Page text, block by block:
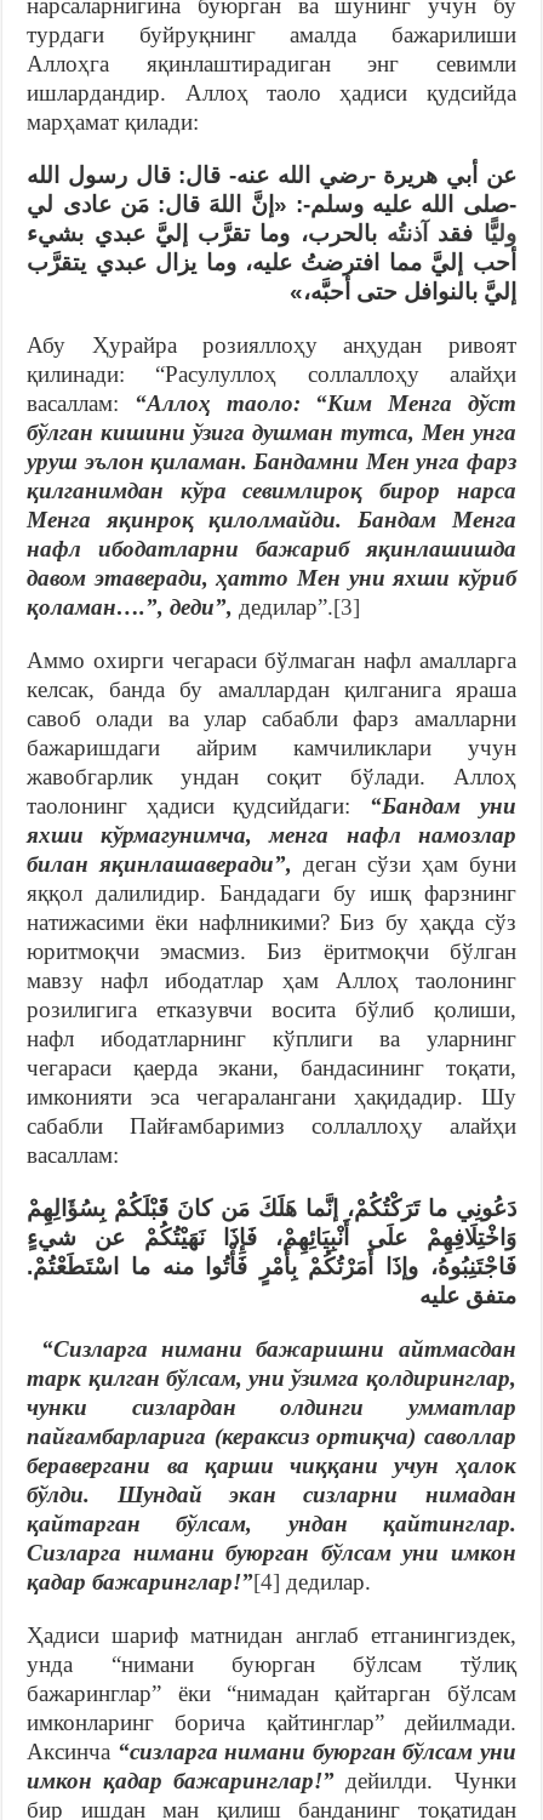
турдаги буйруқнинг амалда бажарилиши
Аллоҳга яқинлаштирадиган энг севимли
ишлардандир. Аллоҳ таоло ҳадиси қудсийда
марҳамат қилади:
عن أبي هريرة -رضي الله عنه- قال: قال رسول الله
-صلى الله عليه وسلم-: «إنَّ اللهَ قال: مَن عادى لي
وليًّا فقد آذنتُهبالحرب، وما تقرَّب إليَّ عبدي بشيء
أحب إليَّ مما افترضتُ عليه، وما يزال عبدي يتقرَّب
إليَّ بالنوافل حتى أحبَّه،»
Абу Ҳурайра розияллоҳу анҳудан ривоят
қилинади: “Расулуллоҳ соллаллоҳу алайҳи
васаллам: “Аллоҳ таоло: “Ким Менга дўст
бўлган кишини ўзига душман тутса, Мен унга
уруш эълон қиламан. Бандамни Мен унга фарз
қилганимдан кўра севимлироқ бирор нарса
Менга яқинроқ қилолмайди. Бандам Менга
нафл ибодатларни бажариб яқинлашишда
давом этаверади, ҳатто Мен уни яхши кўриб
қоламан….”, деди”, дедилар”.[3]
Аммо охирги чегараси бўлмаган нафл амалларга
келсак, банда бу амаллардан қилганига яраша
савоб олади ва улар сабабли фарз амалларни
бажаришдаги айрим камчиликлари учун
жавобгарлик ундан соқит бўлади. Аллоҳ
таолонинг ҳадиси қудсийдаги: “Бандам уни
яхши кўрмагунимча, менга нафл намозлар
билан яқинлашаверади”, деган сўзи ҳам буни
яққол далилидир. Бандадаги бу ишқ фарзнинг
натижасими ёки нафлникими? Биз бу ҳақда сўз
юритмоқчи эмасмиз. Биз ёритмоқчи бўлган
мавзу нафл ибодатлар ҳам Аллоҳ таолонинг
розилигига етказувчи восита бўлиб қолиши,
нафл ибодатларнинг кўплиги ва уларнинг
чегараси қаерда экани, бандасининг тоқати,
имконияти эса чегаралангани ҳақидадир. Шу
сабабли Пайғамбаримиз соллаллоҳу алайҳи
васаллам:
دَعُونِي ما تَرَكْتُكُمْ، إنَّما هَلَكَ مَن كانَ قَبْلَكُمْ بِسُؤَالِهِمْ
وَاخْتِلَافِهِمْ علَى أَنْبِيَائِهِمْ، فَإِذَا نَهَيْتُكُمْ عن شيءٍ
فَاجْتَنِبُوهُ، وإذَا أَمَرْتُكُمْ بِأَمْرٍ فَأْتُوا منه ما اسْتَطَعْتُمْ.
متفق عليه
“Сизларга нимани бажаришни айтмасдан
тарк қилган бўлсам, уни ўзимга қолдиринглар,
чунки сизлардан олдинги умматлар
пайғамбарларига (кераксиз ортиқча) саволлар
беравергани ва қарши чиққани учун ҳалок
бўлди. Шундай экан сизларни нимадан
қайтарган бўлсам, ундан қайтинглар.
Сизларга нимани буюрган бўлсам уни имкон
қадар бажаринглар!”[4] дедилар.
Ҳадиси шариф матнидан англаб етганингиздек,
унда “нимани буюрган бўлсам тўлиқ
бажаринглар” ёки “нимадан қайтарган бўлсам
имконларинг борича қайтинглар” дейилмади.
Аксинча “сизларга нимани буюрган бўлсам уни
имкон қадар бажаринглар!” дейилди. Чунки
бир ишдан ман қилиш банданинг тоқатидан